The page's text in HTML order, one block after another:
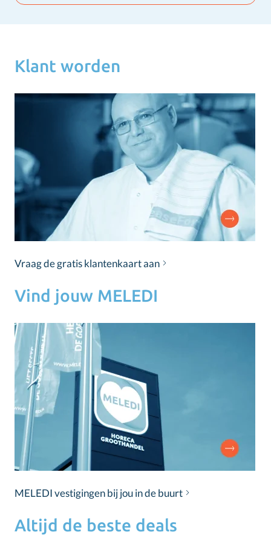
Klant worden
Vraag de gratis klantenkaart aan
Vind jouw MELEDI
MELEDI vestigingen bij jou in de buurt
Altijd de beste deals